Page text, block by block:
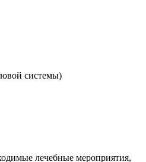
системы)
лечебные мероприятия,